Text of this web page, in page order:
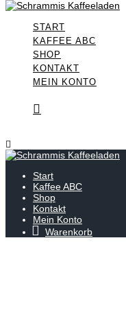
Skip
contentSTART
KAFFEE ABC
SHOP
KONTAKT
MEIN KONTO
Start
Kaffee ABC
Shop
Kontakt
Mein Konto
Warenkorb